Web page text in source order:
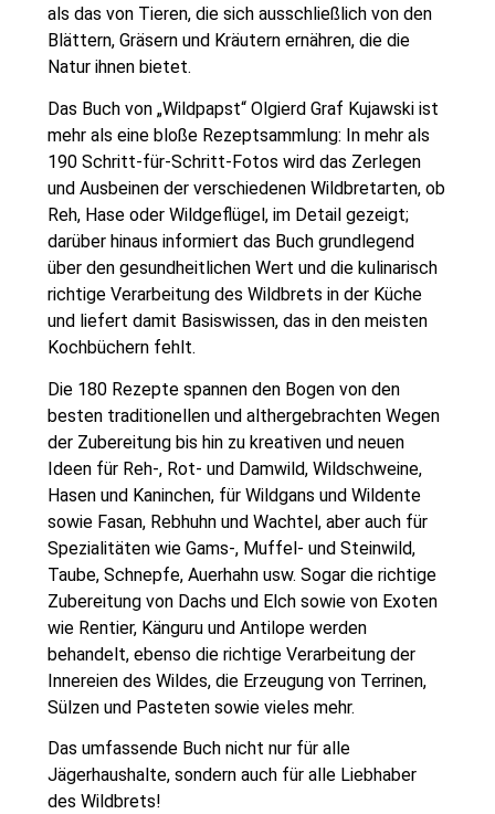
als das von Tieren, die sich ausschließlich von den
Blättern, Gräsern und Kräutern ernähren, die die
Natur ihnen bietet.
Das Buch von „Wildpapst“ Olgierd Graf Kujawski ist
mehr als eine bloße Rezeptsammlung: In mehr als
190 Schritt-für-Schritt-Fotos wird das Zerlegen
und Ausbeinen der verschiedenen Wildbretarten, ob
Reh, Hase oder Wildgeflügel, im Detail gezeigt;
darüber hinaus informiert das Buch grundlegend
über den gesundheitlichen Wert und die kulinarisch
richtige Verarbeitung des Wildbrets in der Küche
und liefert damit Basiswissen, das in den meisten
Kochbüchern fehlt.
Die 180 Rezepte spannen den Bogen von den
besten traditionellen und althergebrachten Wegen
der Zubereitung bis hin zu kreativen und neuen
Ideen für Reh-, Rot- und Damwild, Wildschweine,
Hasen und Kaninchen, für Wildgans und Wildente
sowie Fasan, Rebhuhn und Wachtel, aber auch für
Spezialitäten wie Gams-, Muffel- und Steinwild,
Taube, Schnepfe, Auerhahn usw. Sogar die richtige
Zubereitung von Dachs und Elch sowie von Exoten
wie Rentier, Känguru und Antilope werden
behandelt, ebenso die richtige Verarbeitung der
Innereien des Wildes, die Erzeugung von Terrinen,
Sülzen und Pasteten sowie vieles mehr.
Das umfassende Buch nicht nur für alle
Jägerhaushalte, sondern auch für alle Liebhaber
des Wildbrets!